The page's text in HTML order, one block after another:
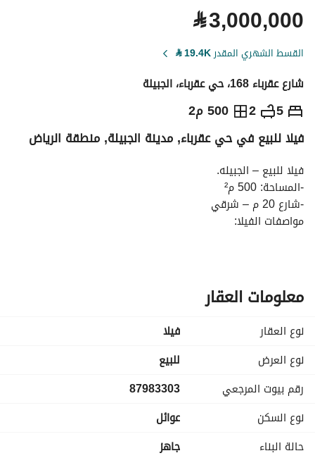
⃁3,000,000
القسط الشهري المقدر19.4K
⃁
شارع عقرباء 168، حي عقرباء، الجبيلة
5
2 500 م2 ⃁
3,000,000
التفاصيل معلومات ترخيص الإعلان حاسبة التمويل
فيلا للبيع في حي عقرباء, مدينة الجبيلة, منطقة الرياض
فيلا للبيع – الجبيله.
-المساحة: 500 م²
-شارع 20 م – شرقي
مواصفات الفيلا:
• مطبخ
• دورتين مياه
• غرفة خادمة
• حديقة خاصة تابعة للفيلا
الدور الأول:
• 4 غرف نوم
• 2 أجنحة ماستر
فيلا مناسبة للسكن العائلي بموقع هادئ ومميز.
السعر 3,000,000
معلومات العقار
نوع العقار
فیلا
نوع العرض
للبيع
رقم بيوت المرجعي
87983303
نوع السكن
عوائل
حالة البناء
جاهز